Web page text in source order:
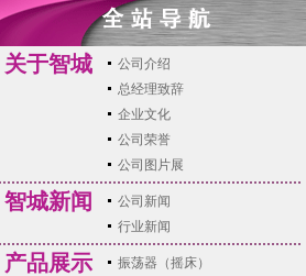
关于智城
公司介绍
总经理致辞
企业文化
公司荣誉
公司图片展
智城新闻
公司新闻
行业新闻
产品展示
振荡器（摇床）